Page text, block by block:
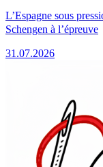
L’Espagne sous
Schengen à l’épreuve
31.07.2026